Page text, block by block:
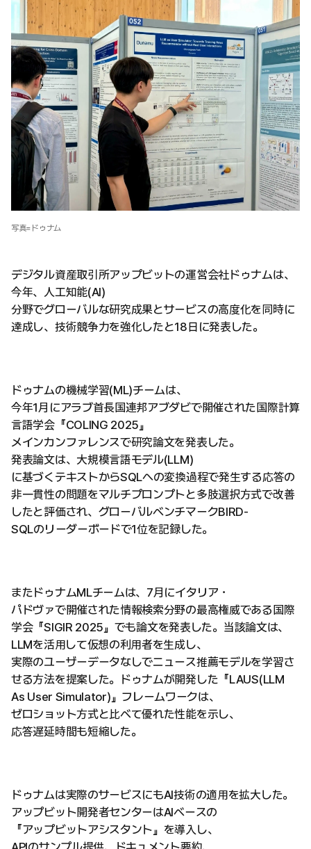
写真=ドゥナム
デジタル資産取引所アップビットの運営会社ドゥナムは、
今年、人工知能(AI)
分野でグローバルな研究成果とサービスの高度化を同時に
達成し、技術競争力を強化したと18日に発表した。
ドゥナムの機械学習(ML)チームは、
今年1月にアラブ首長国連邦アブダビで開催された国際計算
言語学会『COLING 2025』
メインカンファレンスで研究論文を発表した。
発表論文は、大規模言語モデル(LLM)
に基づくテキストからSQLへの変換過程で発生する応答の
非一貫性の問題をマルチプロンプトと多肢選択方式で改善
したと評価され、グローバルベンチマークBIRD-
SQLのリーダーボードで1位を記録した。
またドゥナムMLチームは、7月にイタリア・
パドヴァで開催された情報検索分野の最高権威である国際
学会『SIGIR 2025』でも論文を発表した。当該論文は、
LLMを活用して仮想の利用者を生成し、
実際のユーザーデータなしでニュース推薦モデルを学習さ
せる方法を提案した。ドゥナムが開発した『LAUS(LLM
As User Simulator)』フレームワークは、
ゼロショット方式と比べて優れた性能を示し、
応答遅延時間も短縮した。
ドゥナムは実際のサービスにもAI技術の適用を拡大した。
アップビット開発者センターはAIベースの
『アップビットアシスタント』を導入し、